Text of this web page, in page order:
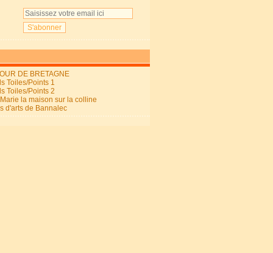
DE BRETAGNE
Toiles/Points 1
Toiles/Points 2
la maison sur la colline
d'arts de Bannalec